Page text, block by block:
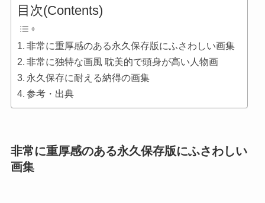
目次(Contents)
非常に重厚感のある永久保存版にふさわしい画集
非常に独特な画風 耽美的で頭身が高い人物画
永久保存に耐える納得の画集
参考・出典
非常に重厚感のある永久保存版にふさわしい
画集